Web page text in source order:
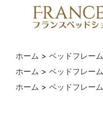
ホーム > ベッドフレーム
ホーム > ベッドフレーム
ホーム > ベッドフレーム